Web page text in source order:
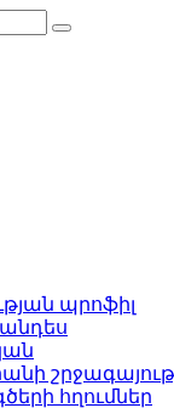
պրոֆիլ
հղումներ